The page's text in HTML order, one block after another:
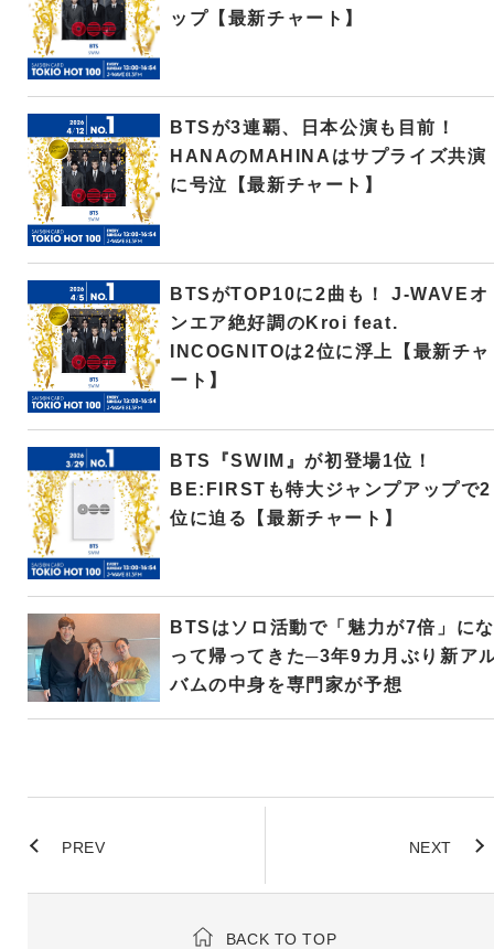
ップ【最新チャート】
BTSが3連覇、日本公演も目前！
HANAのMAHINAはサプライズ共演
に号泣【最新チャート】
BTSがTOP10に2曲も！ J-WAVEオ
ンエア絶好調のKroi feat.
INCOGNITOは2位に浮上【最新チャ
ート】
BTS『SWIM』が初登場1位！
BE:FIRSTも特大ジャンプアップで2
位に迫る【最新チャート】
BTSはソロ活動で「魅力が7倍」にな
って帰ってきた─3年9カ月ぶり新ア
バムの中身を専門家が予想
PREV NEXT
BACK TO TOP